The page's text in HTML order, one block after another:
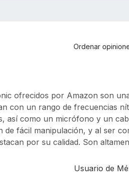
Ordenar
ofrecidos por Amazon son
con un rango de frecuencias
así como un micrófono y un
de fácil manipulación, y al ser
por su calidad. Son
Usuario de